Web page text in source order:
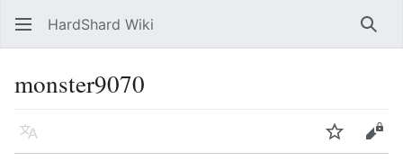
HardShard Wiki
monster9070
Язык Следить